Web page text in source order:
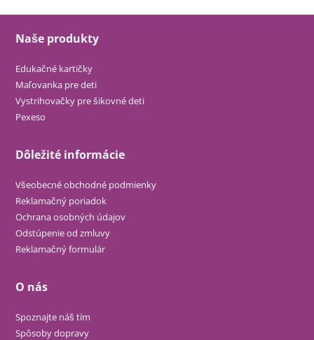
Naše produkty
Edukačné kartičky
Maľovanka pre deti
Vystrihovačky pre šikovné deti
Pexeso
Dôležité informácie
Všeobecné obchodné podmienky
Reklamačný poriadok
Ochrana osobných údajov
Odstúpenie od zmluvy
Reklamačný formulár
O nás
Spoznajte náš tím
Spôsoby dopravy